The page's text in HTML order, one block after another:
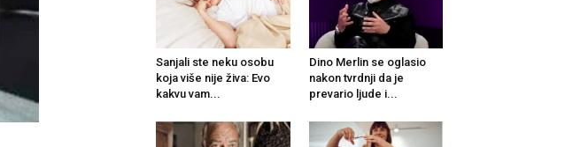
Sanjali ste neku osobu
koja više nije živa: Evo
kakvu vam...
Dino Merlin se oglasio
nakon tvrdnji da je
prevario ljude i...